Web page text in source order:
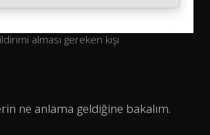
alması gereken kişi
ne anlama geldiğine bakalım.